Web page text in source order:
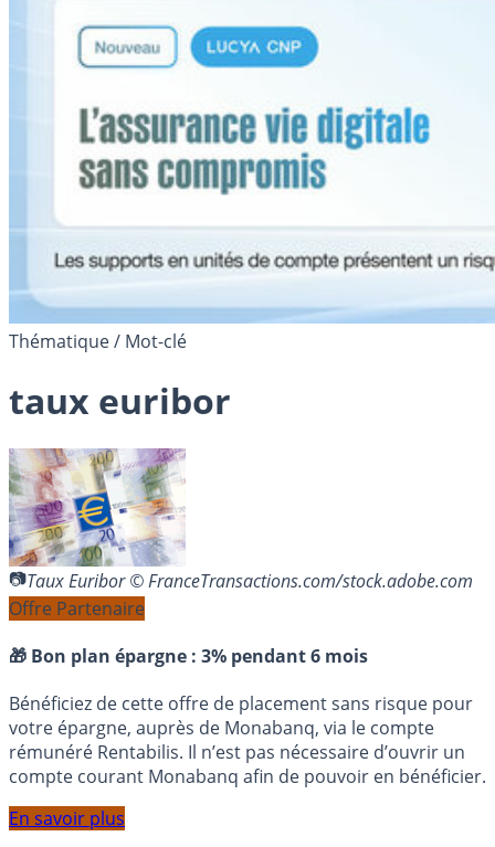
Thématique / Mot-clé
taux euribor
Taux Euribor © FranceTransactions.com/stock.adobe.com
Offre Partenaire
🎁 Bon plan épargne : 3% pendant 6 mois
Bénéficiez de cette offre de placement sans risque pour
votre épargne, auprès de Monabanq, via le compte
rémunéré Rentabilis. Il n’est pas nécessaire d’ouvrir un
compte courant Monabanq afin de pouvoir en bénéficier.
En savoir plus